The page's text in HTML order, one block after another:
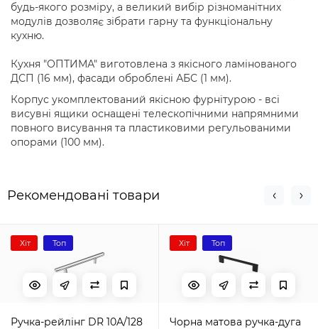
будь-якого розміру, а великий вибір різноманітних
модулів дозволяє зібрати гарну та функціональну
кухню.
Кухня "ОПТИМА" виготовлена ​​з якісного ламінованого
ДСП (16 мм), фасади оброблені АБС (1 мм).
Корпус укомплектований якісною фурнітурою - всі
висувні ящики оснащені телескопічними напрямними
повного висування та пластиковими регульованими
опорами (100 мм).
Рекомендовані товари
Хіт Топ
Ручка-рейлінг DR 10A/128
Хіт Топ
Чорна матова ручка-дуга